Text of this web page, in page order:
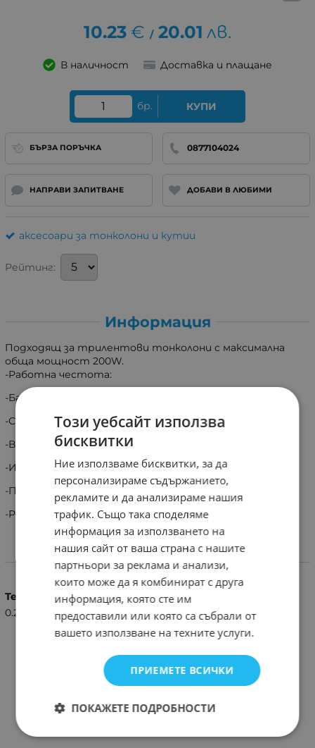
10.23 € / 20.01 лв.
В наличност Доставка и плащане
бр. КУПИ
БЪРЗА ПОРЪЧКА 0877104024
НАПРАВИ ЗАПИТВАНЕ ДОБАВИ В ЛЮБИМИ
аксесоари за тонколони и кутии
Рейтинг:
Информация
Подходящ за трилентови тонколони с максимална
обща мощност 200W.
-Работна честота:
-Бас до 950Hz
-Среда 950Hz-6000Hz
-Високи над 6000Hz
-Импеданс: 4-8 ohm.
-Пикова мощност: 200W
-Размер: 9*7cm
Характеристики
Тегло (кг.)
0.20
Този уебсайт използва
бисквитки
Ние използваме бисквитки, за да
персонализираме съдържанието,
рекламите и да анализираме нашия
трафик. Също така споделяме
информация за използването на
нашия сайт от ваша страна с нашите
партньори за реклама и анализи,
които може да я комбинират с друга
информация, която сте им
предоставили или която са събрали от
вашето използване на техните услуги.
ПРИЕМЕТЕ ВСИЧКИ
ПОКАЖЕТЕ ПОДРОБНОСТИ